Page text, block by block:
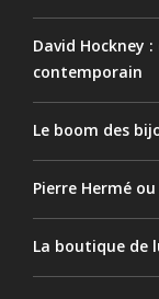
David Hockney
contemporain
Le boom des
Pierre Hermé
La boutique de